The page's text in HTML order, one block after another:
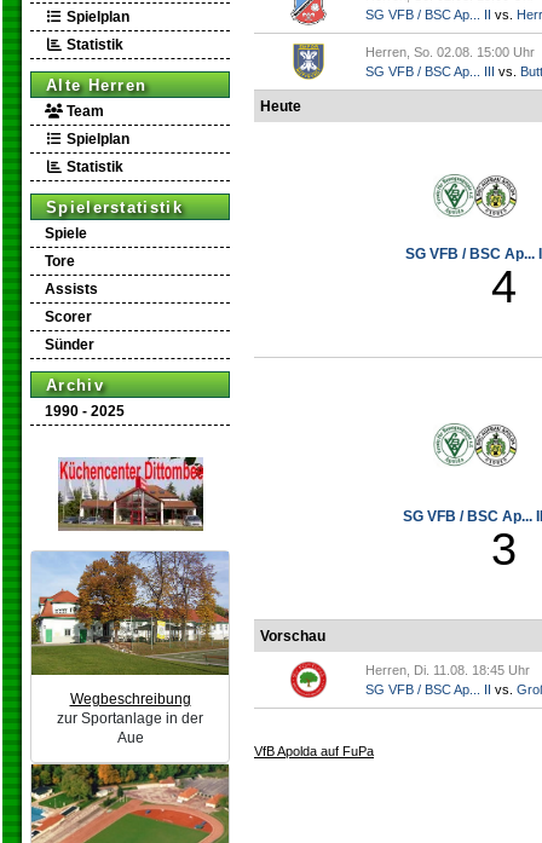
Spielplan
Statistik
Alte Herren
Team
Spielplan
Statistik
Spielerstatistik
Spiele
Tore
Assists
Scorer
Sünder
Archiv
1990 - 2025
Wegbeschreibung
zur Sportanlage in der
Aue
SG VFB / BSC Ap... II vs.
Herren, So. 02.08. 15:00 Uhr
SG VFB / BSC Ap... III vs.
Heute
SG VFB / BSC Ap...
4
SG VFB / BSC Ap...
3
Vorschau
Herren, Di. 11.08. 18:45 Uhr
SG VFB / BSC Ap... II vs.
VfB Apolda auf FuPa